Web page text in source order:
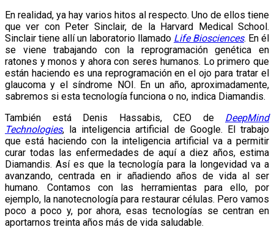
En realidad, ya hay varios hitos al respecto. Uno de ellos tiene
que ver con Peter Sinclair, de la Harvard Medical School.
Sinclair tiene allí un laboratorio llamado Life Biosciences. En él
se viene trabajando con la reprogramación genética en
ratones y monos y ahora con seres humanos. Lo primero que
están haciendo es una reprogramación en el ojo para tratar el
glaucoma y el síndrome NOI. En un año, aproximadamente,
sabremos si esta tecnología funciona o no, indica Diamandis.
También está Denis Hassabis, CEO de DeepMind
Technologies, la inteligencia artificial de Google. El trabajo
que está haciendo con la inteligencia artificial va a permitir
curar todas las enfermedades de aquí a diez años, estima
Diamandis. Así es que la tecnología para la longevidad va a
avanzando, centrada en ir añadiendo años de vida al ser
humano. Contamos con las herramientas para ello, por
ejemplo, la nanotecnología para restaurar células. Pero vamos
poco a poco y, por ahora, esas tecnologías se centran en
aportarnos treinta años más de vida saludable.